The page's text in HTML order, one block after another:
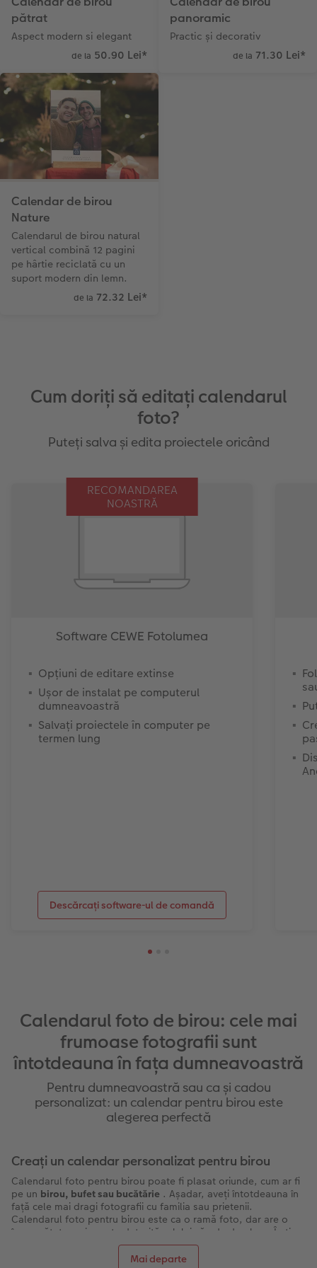
Fotografii retro XXL
pătrat
Aspect modern si elegant
de la 50.90 Lei*
panoramic
Practic și decorativ
de la 71.30 Lei*
Calendar de birou
Nature
Calendarul de birou natural
vertical combină 12 pagini
pe hârtie reciclată cu un
suport modern din lemn.
de la 72.32 Lei*
Cum doriți să editați calendarul
foto?
Puteți salva și edita proiectele oricând
RECOMANDAREA
NOASTRĂ
Software CEWE Fotolumea
Opțiuni de editare extinse
Ușor de instalat pe computerul
dumneavoastră
Salvați proiectele în computer pe
termen lung
Descărcați software-ul de comandă
Calendarul foto de birou: cele mai
frumoase fotografii sunt
întotdeauna în fața dumneavoastră
Pentru dumneavoastră sau ca și cadou
personalizat: un calendar pentru birou este
alegerea perfectă
Mai departe
Creați un calendar personalizat pentru birou
Calendarul foto pentru birou poate fi plasat oriunde, cum ar fi
pe un birou, bufet sau bucătărie . Așadar, aveți întotdeauna în
față cele mai dragi fotografii cu familia sau prietenii.
Calendarul foto pentru birou este ca o ramă foto, dar are o
însemnătate mai aparte datorită rolului său de derulare. În timp
ce parcurgeți următoarea fotografie în fiecare lună, vă puteți
bucura oricând de fotografii ale frumosului eveniment timp de